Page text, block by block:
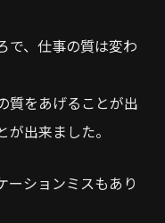
で、仕事の質は変わ
質をあげることが出
出来ました。
ーションミスもあり